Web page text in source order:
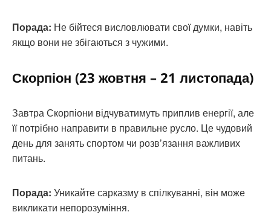
Порада: Не бійтеся висловлювати свої думки, навіть
якщо вони не збігаються з чужими.
Скорпіон (23 жовтня – 21 листопада)
Завтра Скорпіони відчуватимуть приплив енергії, але
її потрібно направити в правильне русло. Це чудовий
день для занять спортом чи розв’язання важливих
питань.
Порада: Уникайте сарказму в спілкуванні, він може
викликати непорозуміння.